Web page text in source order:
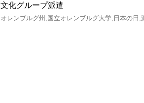
文化グループ派遣
オレンブルグ州 国立オレンブルグ大学 日本の日